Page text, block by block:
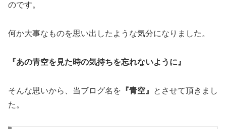
のです。
何か大事なものを思い出したような気分になりました。
『あの青空を見た時の気持ちを忘れないように』
そんな思いから、当ブログ名を 『青空』
とさせて頂きまし
た。